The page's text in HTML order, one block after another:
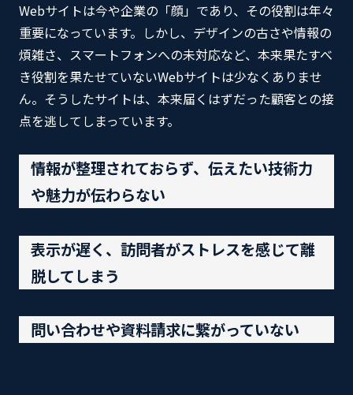
Webサイトは今や企業の「顔」であり、その役割は年々
重要になっています。しかし、デザインの古さや情報の
煩雑さ、スマートフォンへの未対応など、本来果たすべ
き役割を果たせていないWebサイトは少なくありませ
ん。そうしたサイトは、本来届くはずだった顧客との接
点を逃してしまっています。
情報が整理されておらず、伝えたい技術力
や魅力が伝わらない
表示が遅く、訪問者がストレスを感じて離
脱してしまう
問い合わせや資料請求に繋がっていない